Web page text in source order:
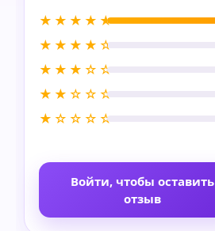
★★★★★
★★★★☆
★★★☆☆
★★☆☆☆
★☆☆☆☆
Войти, чтобы оставить
отзыв